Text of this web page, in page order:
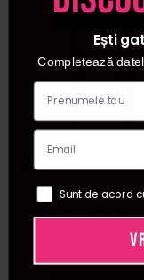
Nippes Penseta
inoxidabil 728
/
Adauga in
Ești
Completează
Sunt de acord